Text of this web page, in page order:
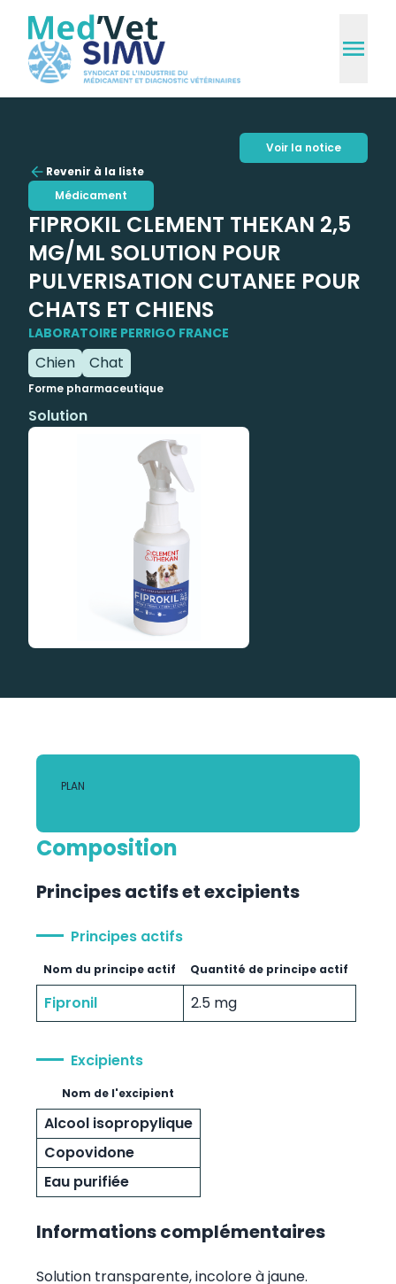
Revenir à la liste
Médicament
FIPROKIL CLEMENT THEKAN 2,5
MG/ML SOLUTION POUR
PULVERISATION CUTANEE POUR
CHATS ET CHIENS
LABORATOIRE PERRIGO FRANCE
Chien Chat
Forme pharmaceutique
Solution
Voir la notice
Composition
Principes actifs et excipients
Principes actifs
Nom du principe actif Quantité de principe actif
Fipronil 2.5 mg
Excipients
Nom de l'excipient
Alcool isopropylique
Copovidone
Eau purifiée
Informations complémentaires
Solution transparente, incolore à jaune.
PLAN